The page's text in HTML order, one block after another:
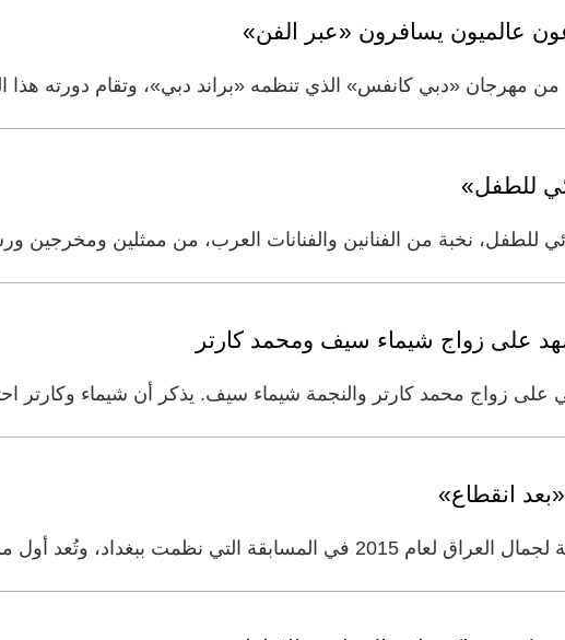
من مهرجان «دبي كانفس» الذي تنظمه «براند دبي»، وتقام دورته هذا
للطفل، نخبة من الفنانين والفنانات العرب، من ممثلين ومخرجين
على زواج شيماء سيف ومحمد كارتر
على زواج محمد كارتر والنجمة شيماء سيف. يذكر أن شيماء وكارتر
انقطاع»
ببغداد، وتُعد أول مسابقة ملكة جمال يشهدها